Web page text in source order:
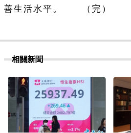
善生活水平。 （完）
相關新聞